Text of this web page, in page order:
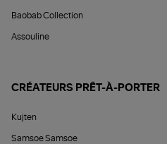
Baobab Collection
Assouline
CRÉATEURS PRÊT-À-PORTER
Kujten
Samsoe Samsoe